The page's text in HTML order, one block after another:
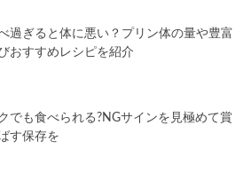
過ぎると体に悪い？プリン体の量や豊富
おすすめレシピを紹介
でも食べられる?NGサインを見極めて賞
す保存を